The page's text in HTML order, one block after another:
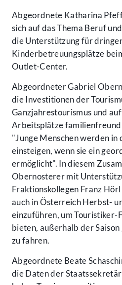
Abgeordnete Katharina
sich auf das Thema Beruf
die Unterstützung für
Kinderbetreuungsplätze
Outlet-Center.
Abgeordneter Gabriel
die Investitionen der
Ganzjahrestourismus und
Arbeitsplätze
"Junge Menschen werden in
einsteigen, wenn sie ein
ermöglicht". In diesem
Obernosterer mit
Fraktionskollegen Franz
auch in Österreich Herbst-
einzuführen, um Touristiker-
bieten, außerhalb der
zu fahren.
Abgeordnete Beate
die Daten der